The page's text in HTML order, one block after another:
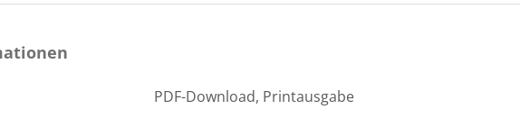
PDF-Download, Printausgabe